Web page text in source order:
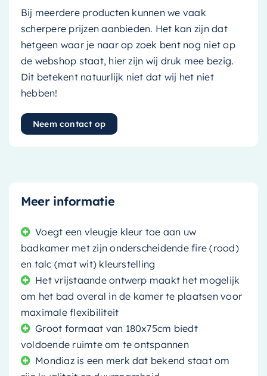
Bij meerdere producten kunnen we vaak
scherpere prijzen aanbieden. Het kan zijn dat
hetgeen waar je naar op zoek bent nog niet op
de webshop staat, hier zijn wij druk mee bezig.
Dit betekent natuurlijk niet dat wij het niet
hebben!
Neem contact op
Meer informatie
Voegt een vleugje kleur toe aan uw
badkamer met zijn onderscheidende fire (rood)
en talc (mat wit) kleurstelling
Het vrijstaande ontwerp maakt het mogelijk
om het bad overal in de kamer te plaatsen voor
maximale flexibiliteit
Groot formaat van 180x75cm biedt
voldoende ruimte om te ontspannen
Mondiaz is een merk dat bekend staat om